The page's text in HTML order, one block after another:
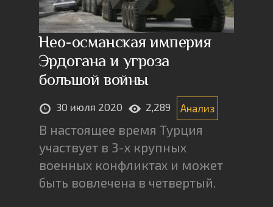
Нео-османская империя
Эрдогана и угроза
большой войны
30 июля 2020 2,289 Анализ
В настоящее время Турция
участвует в 3-х крупных
военных конфликтах и может
быть вовлечена в четвертый.